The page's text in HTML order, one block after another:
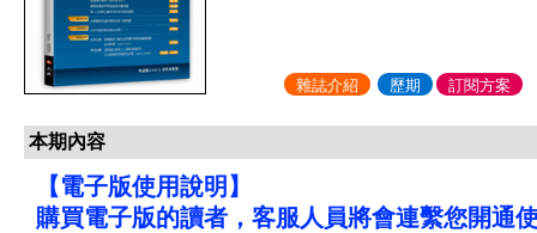
雜誌介紹 歷期 訂閱方案
本期內容
【電子版使用說明】
購買電子版的讀者，客服人員將會連繫您開通